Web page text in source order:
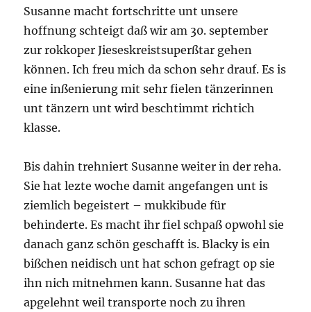
Susanne macht fortschritte unt unsere
hoffnung schteigt daß wir am 30. september
zur rokkoper Jieseskreistsuperßtar gehen
können. Ich freu mich da schon sehr drauf. Es is
eine inßenierung mit sehr fielen tänzerinnen
unt tänzern unt wird beschtimmt richtich
klasse.
Bis dahin trehniert Susanne weiter in der reha.
Sie hat lezte woche damit angefangen unt is
ziemlich begeistert – mukkibude für
behinderte. Es macht ihr fiel schpaß opwohl sie
danach ganz schön geschafft is. Blacky is ein
bißchen neidisch unt hat schon gefragt op sie
ihn nich mitnehmen kann. Susanne hat das
apgelehnt weil transporte noch zu ihren